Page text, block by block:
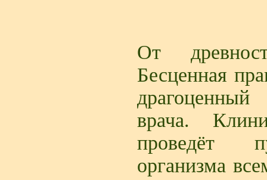
От
Бесценная
врача.
проведёт
организма